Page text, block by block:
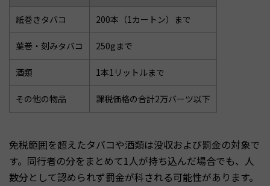
紙巻きタバコ 200本（1カートン）まで
葉巻・刻みタバコ 250gまで
酒類 1本1リットルまで
その他の物品 課税価格の合計2万バーツ以下
免税範囲を超えたタバコや酒類は没収および罰金の対象で
す。同行者の分をまとめて1人が持ち込んだ場合でも、人
数分として認められず罰金が科される可能性があります。